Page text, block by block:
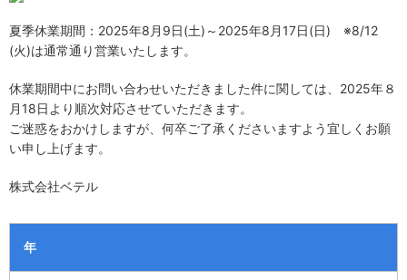
夏季休業期間： 2025年8月9日(土)～2025年8月17日(日) ※8/12
(火)は通常通り営業いたします。
休業期間中にお問い合わせいただきました件に関しては、 2025年８
月18日より順次対応させていただきます。
ご迷惑をおかけしますが、何卒ご了承くださいますよう宜しくお願
い申し上げます。
株式会社ベテル
年